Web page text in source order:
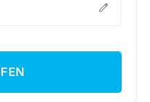
edit